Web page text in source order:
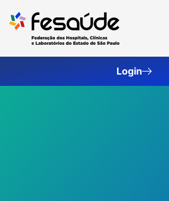
para
Login